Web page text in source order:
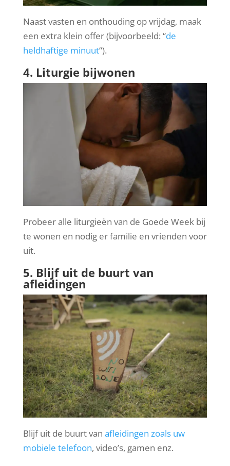
Naast vasten en onthouding op vrijdag, maak
een extra klein offer (bijvoorbeeld: “de
heldhaftige minuut“).
4. Liturgie bijwonen
Probeer alle liturgieën van de Goede Week bij
te wonen en nodig er familie en vrienden voor
uit.
5. Blijf uit de buurt van
afleidingen
Blijf uit de buurt van afleidingen zoals uw
mobiele telefoon, video’s, gamen enz.